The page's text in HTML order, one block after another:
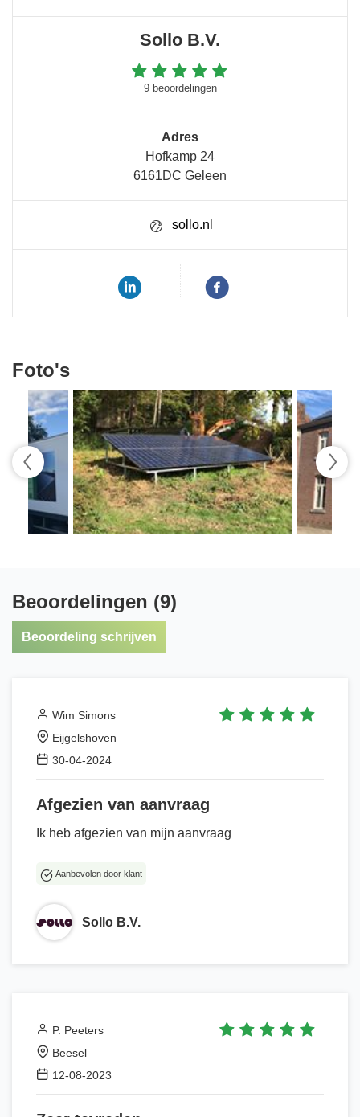
Sollo B.V.
9 beoordelingen
Adres
Hofkamp 24
6161DC Geleen
sollo.nl
Foto's
Beoordelingen (9)
Beoordeling schrijven
Wim Simons
Eijgelshoven
30-04-2024
Afgezien van aanvraag
Ik heb afgezien van mijn aanvraag
Sollo B.V.
Aanbevolen door klant
P. Peeters
Beesel
12-08-2023